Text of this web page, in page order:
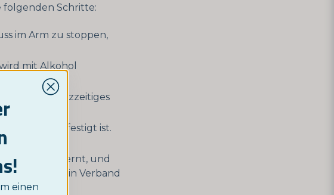
folgenden Schritte:
im Arm zu stoppen,
mit Alkohol
ein kurzzeitiges
der Nadel befestigt ist.
Band entfernt, und
platziert. Ein Verband
einen